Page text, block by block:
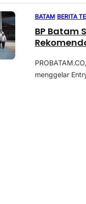
BATAM BERITA
BP Batam
menggelar